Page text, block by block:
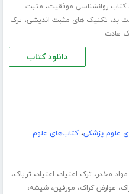
کتاب روانشناسی موفقیت، مثبت
بد، تکنیک های مثبت اندیشی، ترک
عادت
دانلود کتاب
علوم پزشکی،کتاب‌های علوم
مواد مخدر، ترک اعتیاد، اعتیاد، تریاک،
، عوارض کراک، مورفین،شیشه،